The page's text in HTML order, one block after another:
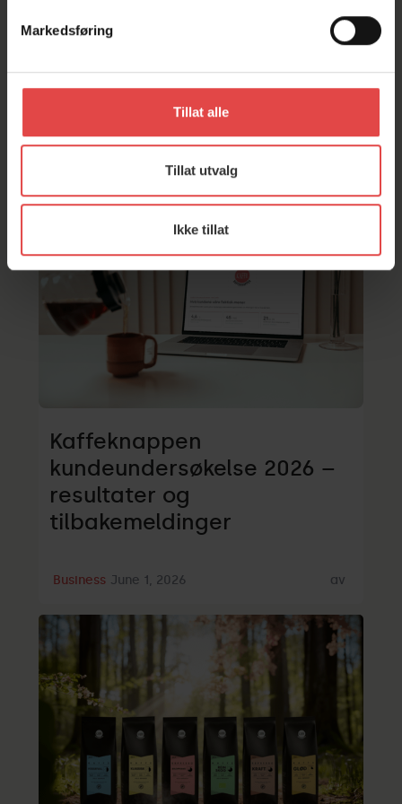
Markedsføring
Tillat alle
Tillat utvalg
Ikke tillat
Fortsett å les
Kaffeknappen
kundeundersøkelse 2026 –
resultater og
tilbakemeldinger
Business June 1, 2026 av